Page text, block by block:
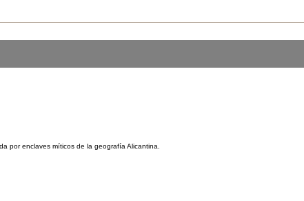
por enclaves míticos de la geografía Alicantina.